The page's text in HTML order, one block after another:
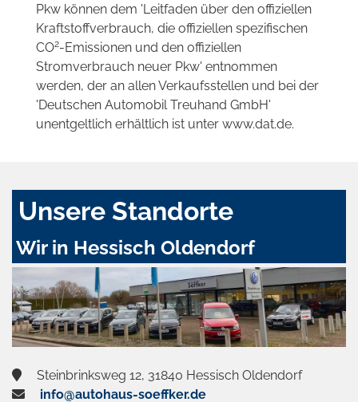
Pkw können dem 'Leitfaden über den offiziellen
Kraftstoffverbrauch, die offiziellen spezifischen
CO2-Emissionen und den offiziellen
Stromverbrauch neuer Pkw' entnommen
werden, der an allen Verkaufsstellen und bei der
'Deutschen Automobil Treuhand GmbH'
unentgeltlich erhältlich ist unter www.dat.de.
Unsere Standorte
Wir in Hessisch Oldendorf
Steinbrinksweg 12, 31840 Hessisch Oldendorf
info@autohaus-soeffker.de